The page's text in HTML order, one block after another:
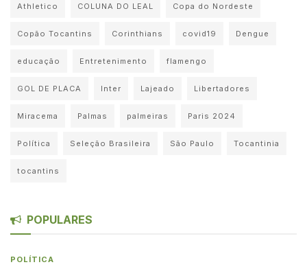
Athletico COLUNA DO LEAL Copa do Nordeste
Copão Tocantins Corinthians covid19 Dengue
educação Entretenimento flamengo
GOL DE PLACA Inter Lajeado Libertadores
Miracema Palmas palmeiras Paris 2024
Política Seleção Brasileira São Paulo Tocantinia
tocantins
POPULARES
POLÍTICA